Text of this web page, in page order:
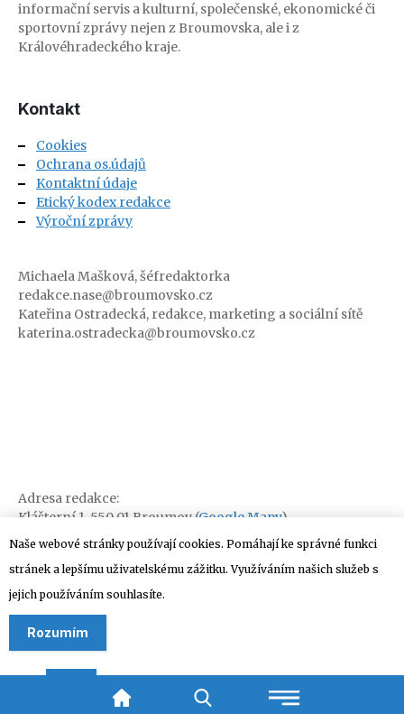
informační servis a kulturní, společenské, ekonomické či
sportovní zprávy nejen z Broumovska, ale i z
Královéhradeckého kraje.
Kontakt
Cookies
Ochrana os.údajů
Kontaktní údaje
Etický kodex redakce
Výroční zprávy
Michaela Mašková, šéfredaktorka
redakce.nase@broumovsko.cz
Kateřina Ostradecká, redakce, marketing a sociální sítě
katerina.ostradecka@broumovsko.cz
Adresa redakce:
Klášterní 1, 550 01 Broumov (Google Mapy)
Naše webové stránky používají cookies. Pomáhají ke správné funkci
stránek a lepšímu uživatelskému zážitku. Využíváním našich služeb s
jejich používáním souhlasíte.
Rozumím